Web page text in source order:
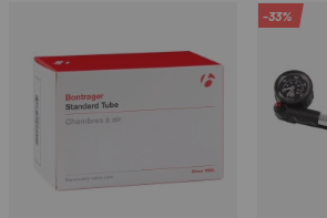
-33%